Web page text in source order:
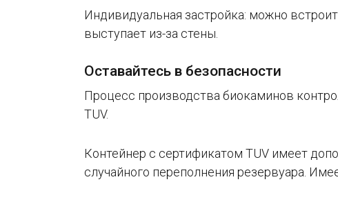
Индивидуальная застройка: можно
выступает из-за стены.
Оставайтесь в безопасности
Процесс производства биокаминов
TUV.
Контейнер с сертификатом TUV имеет
случайного переполнения резервуара.